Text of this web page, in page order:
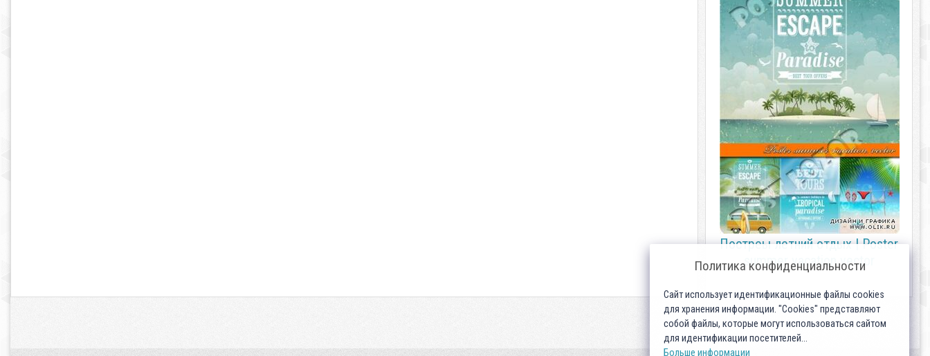
Постреы летний отдых | Poster
summer vacation vector
Политика конфиденциальности
Сайт использует идентификационные файлы cookies
для хранения информации. "Cookies" представляют
собой файлы, которые могут использоваться сайтом
для идентификации посетителей...
Больше информации